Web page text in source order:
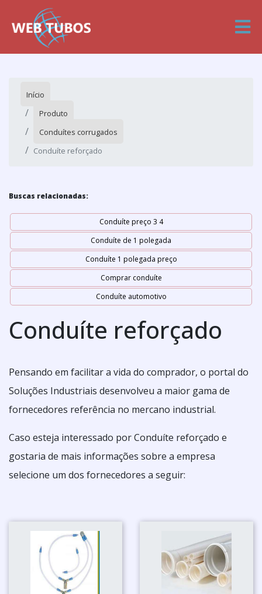
Início
Produto
Conduítes corrugados
Conduíte reforçado
Buscas relacionadas:
Conduíte preço 3 4
Conduíte de 1 polegada
Conduíte 1 polegada preço
Comprar conduíte
Conduíte automotivo
Conduíte reforçado
Pensando em facilitar a vida do comprador, o portal do
Soluções Industriais desenvolveu a maior gama de
fornecedores referência no mercano industrial.
Caso esteja interessado por Conduíte reforçado e
gostaria de mais informações sobre a empresa
selecione um dos fornecedores a seguir: